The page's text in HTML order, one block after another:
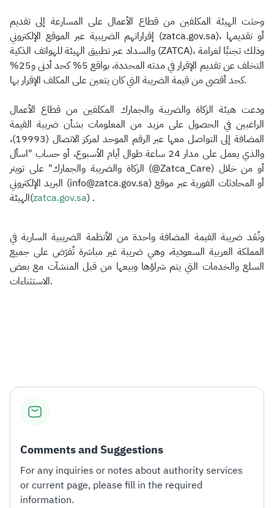
وحثت الهيئة المكلفين من قطاع الأعمال على المسارعة إلى تقديم
إقراراتهم الضريبية عبر الموقع الإلكتروني (zatca.gov.sa)، أو تقديمها
والسداد عبر تطبيق الهيئة للهواتف الذكية (ZATCA)، وذلك تجنبًا لغرامة
التخلف عن تقديم الإقرار في مدته المحددة، بواقع 5% كحد أدنى و25%
كحد أقصى من قيمة الضريبة التي كان يتعين على المكلف الإقرار بها.
ودعت هيئة الزكاة والضريبة والجمارك المكلفين من قطاع الأعمال
الراغبين في الحصول على مزيد من المعلومات بشأن ضريبة القيمة
المضافة إلى التواصل معها عبر الرقم الموحد لمركز الاتصال (19993)،
والذي يعمل على مدار 24 ساعة طوال أيام الأسبوع، أو حساب "اسأل
الزكاة والضريبة والجمارك" على تويتر (@Zatca_Care) أو من خلال
البريد الإلكتروني (info@zatca.gov.sa) أو المحادثات الفورية عبر موقع
الهيئة(zatca.gov.sa​) .
وتُعَد ضريبة القيمة المضافة واحدة من الأنظمة الضريبية السارية في
المملكة العربية السعودية، وهي ضريبة غير مباشرة تُفرَض على جميع
السلع والخدمات التي يتم شراؤها وبيعها من قبل المنشآت مع بعض
الاستثناءات.
Comments and Suggestions
For any inquiries or notes about authority services
or current page, please fill in the required
information.